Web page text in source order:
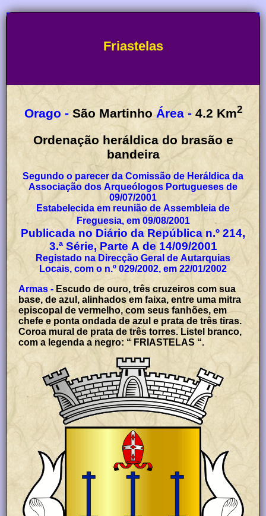
Friastelas
Orago - São Martinho Área - 4.2 Km2
Ordenação heráldica do brasão e
bandeira
Segundo o parecer da Comissão de Heráldica da
Associação dos Arqueólogos Portugueses de
09/07/2001
Estabelecida em reunião de Assembleia de
Freguesia, em 09/08/2001
Publicada no Diário da República n.º 214,
3.ª Série, Parte A de 14/09/2001
Registado na Direcção Geral de Autarquias
Locais, com o n.º 029/2002, em 22/01/2002
Armas - Escudo de ouro, três cruzeiros com sua
base, de azul, alinhados em faixa, entre uma mitra
episcopal de vermelho, com seus fanhões, em
chefe e ponta ondada de azul e prata de três tiras.
Coroa mural de prata de três torres. Listel branco,
com a legenda a negro: “ FRIASTELAS “.